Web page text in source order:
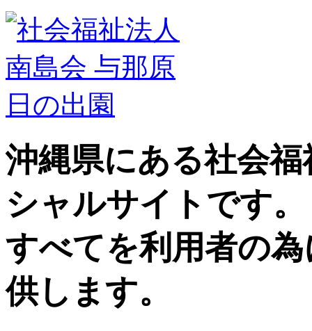
沖縄県にある社会
シャルサイトです。
すべてを利用者の
供します。